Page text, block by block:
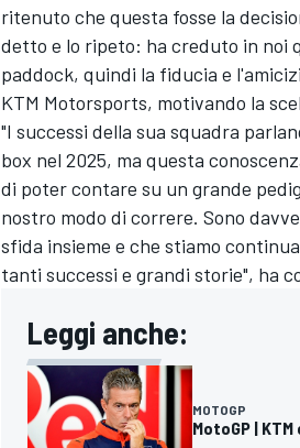
MONOMARCA
ritenuto che questa fosse la
detto e lo ripeto: ha creduto in noi
paddock, quindi la fiducia e
KTM Motorsports, motivando la
"I successi della sua squadra
box nel 2025, ma questa
di poter contare su un grande
nostro modo di correre. Sono
sfida insieme e che stiamo
tanti successi e grandi storie", ha
Leggi anche:
MOTOGP
MotoGP |